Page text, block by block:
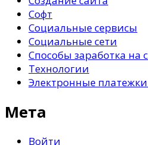
Софт
Социальные сервисы
Социальные сети
Способы заработка на
Технологии
Электронные
Мета
Войти